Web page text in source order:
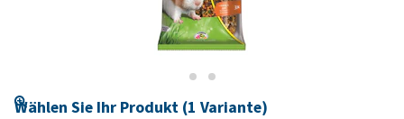
Wählen Sie Ihr Produkt (1 Variante)